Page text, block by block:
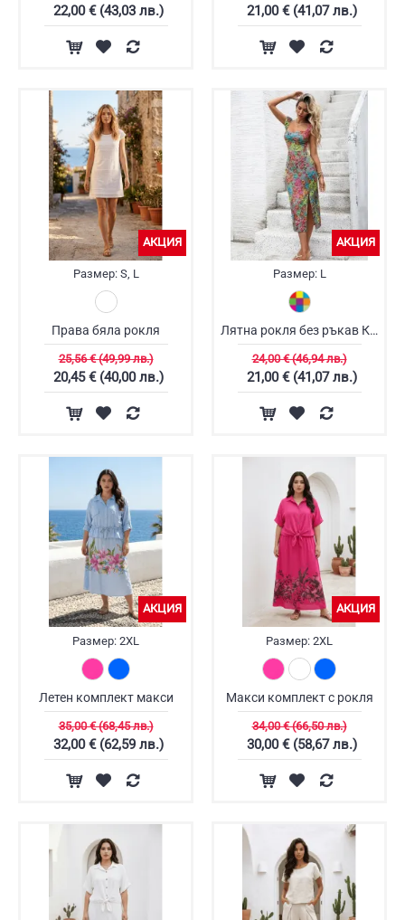
22,00 € (43,03 лв.) 21,00 € (41,07 лв.)
АКЦИЯ
Размер:S, L
Права бяла рокля
25,56 € (49,99 лв.)
20,45 € (40,00 лв.)
АКЦИЯ
Размер:L
Лятна рокля без ръкав Кейт
24,00 € (46,94 лв.)
21,00 € (41,07 лв.)
АКЦИЯ
Размер: 2XL
Летен комплект макси
35,00 € (68,45 лв.)
32,00 € (62,59 лв.)
АКЦИЯ
Размер: 2XL
Макси комплект с рокля
34,00 € (66,50 лв.)
30,00 € (58,67 лв.)